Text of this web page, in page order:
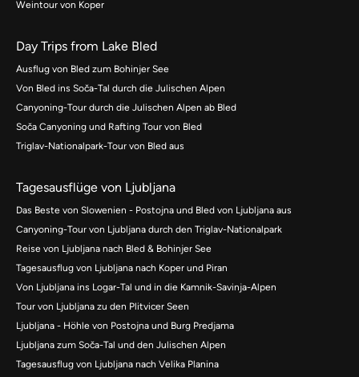
Weintour von Koper
Day Trips from Lake Bled
Ausflug von Bled zum Bohinjer See
Von Bled ins Soča-Tal durch die Julischen Alpen
Canyoning-Tour durch die Julischen Alpen ab Bled
Soča Canyoning und Rafting Tour von Bled
Triglav-Nationalpark-Tour von Bled aus
Tagesausflüge von Ljubljana
Das Beste von Slowenien - Postojna und Bled von Ljubljana aus
Canyoning-Tour von Ljubljana durch den Triglav-Nationalpark
Reise von Ljubljana nach Bled & Bohinjer See
Tagesausflug von Ljubljana nach Koper und Piran
Von Ljubljana ins Logar-Tal und in die Kamnik-Savinja-Alpen
Tour von Ljubljana zu den Plitvicer Seen
Ljubljana - Höhle von Postojna und Burg Predjama
Ljubljana zum Soča-Tal und den Julischen Alpen
Tagesausflug von Ljubljana nach Velika Planina